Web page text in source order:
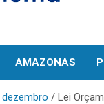
AMAZONAS
dezembro Lei